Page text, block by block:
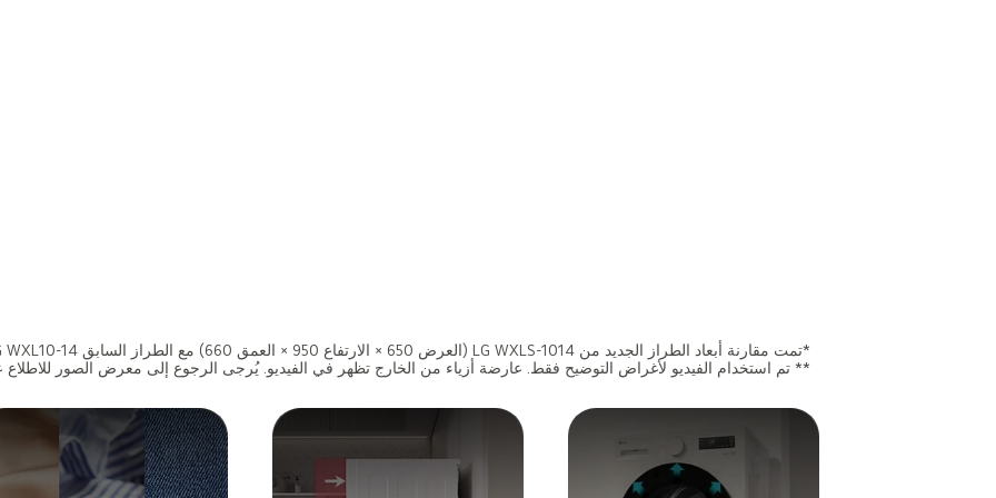
*تمت مقارنة أبعاد الطراز الجديد من LG WXLS-1014 (العرض 650 × الارتفاع 950 × العمق 660) مع الطراز السابق LG WXL10-14 (العرض 650 × الارتفاع 940 × العمق 770).
** تم استخدام الفيديو لأغراض التوضيح فقط. عارضة أزياء من الخارج تظهر في الفيديو. يُرجى الرجوع إلى معرض الصور